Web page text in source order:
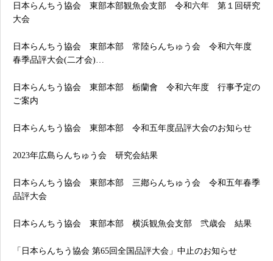
日本らんちう協会 東部本部観魚会支部 令和六年 第１回研究
大会
日本らんちう協会 東部本部 常陸らんちゅう会 令和六年度
春季品評大会(二才会)…
日本らんちう協会 東部本部 栃蘭會 令和六年度 行事予定の
ご案内
日本らんちう協会 東部本部 令和五年度品評大会のお知らせ
2023年広島らんちゅう会 研究会結果
日本らんちう協会 東部本部 三鄕らんちゅう会 令和五年春季
品評大会
日本らんちう協会 東部本部 横浜観魚会支部 弐歳会 結果
「日本らんちう協会 第65回全国品評大会」中止のお知らせ